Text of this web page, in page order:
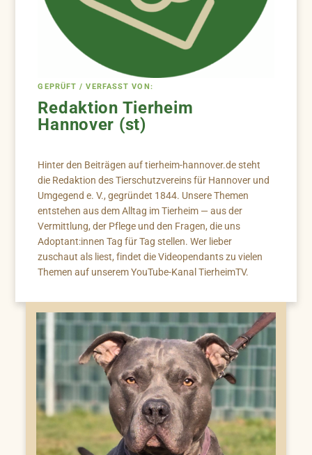
GEPRÜFT / VERFASST VON:
Redaktion Tierheim
Hannover (st)
Hinter den Beiträgen auf tierheim-hannover.de steht
die Redaktion des Tierschutzvereins für Hannover und
Umgegend e. V., gegründet 1844. Unsere Themen
entstehen aus dem Alltag im Tierheim — aus der
Vermittlung, der Pflege und den Fragen, die uns
Adoptant:innen Tag für Tag stellen. Wer lieber
zuschaut als liest, findet die Videopendants zu vielen
Themen auf unserem YouTube-Kanal TierheimTV.